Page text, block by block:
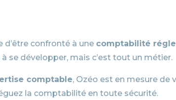
d’être confronté à une comptabilité
se développer, mais c’est tout un métier.
comptable, Ozéo est en mesure de
la comptabilité en toute sécurité.